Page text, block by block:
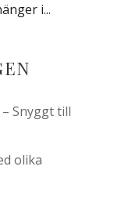
i...
Snyggt till
olika